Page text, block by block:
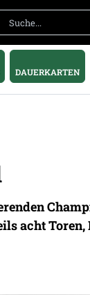
DAUERKARTEN
acht Toren,